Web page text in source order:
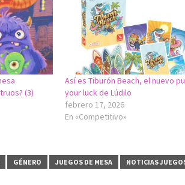
(3)
Así es Tiburón Beach, el nuevo
your luck de Lúdilo
febrero 17, 2026
En «Competitivo»
GÉNERO JUEGOS DE MESA
NOTICIAS